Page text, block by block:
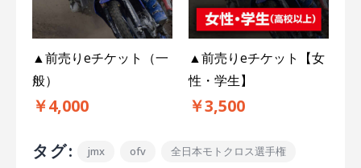
▲前売りeチケット（一
般）
￥4,000
▲前売りeチケット【女
性・学生】
￥3,500
タグ: jmx ofv
全日本モトクロス選手権